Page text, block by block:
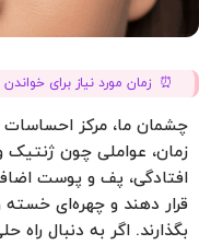
زمان مورد نیاز برای خواندن
چشمان ما، مرکز احساسات
زمان، عواملی چون ژنتیک
افتادگی، پف و پوست
قرار دهند و چهره‌ای
بگذارند. اگر به دنبال راه